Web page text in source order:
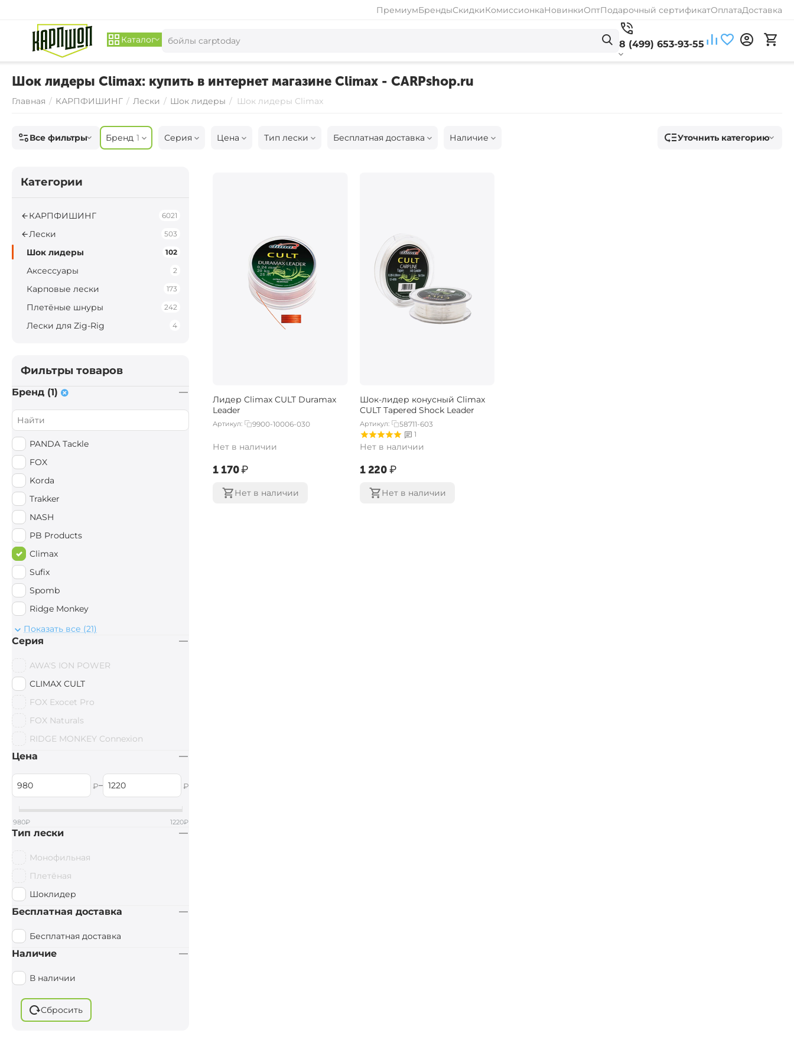
ПремиумБрендыСкидкиКомиссионкаНовинкиОптПодарочный сертификатОплатаДоставка
Каталог 8 (499) 653-93-55
Шок лидеры Climax: купить в интернет магазине Climax - CARPshop.ru
Главная / КАРПФИШИНГ / Лески / Шок лидеры / Шок лидеры Climax
Все фильтры Бренд 1 Серия Цена Тип лески Бесплатная доставка Наличие Уточнить категорию
Лидер Climax CULT Duramax
Leader
Артикул: 9900-10006-030
Нет в наличии
‍1 170‍₽
Нет в наличии
Шок-лидер конусный Climax
CULT Tapered Shock Leader
Артикул:
58711-603
1
Нет в наличии
‍1 220‍₽
Нет в наличии
Категории
КАРПФИШИНГ 6021
Лески 503
Шок лидеры 102
Аксессуары 2
Карповые лески 173
Плетёные шнуры 242
Лески для Zig-Rig 4
Фильтры товаров
Бренд (1)
PANDA Tackle
FOX
Korda
Trakker
NASH
PB Products
Climax
Sufix
Spomb
Ridge Monkey
AWA'S
DELPHIN
Shimano
Anaconda
AVID CARP
Daiwa
ESP
Mivardi
Caiman
Spiderwire
Показать все (21)
Серия
AWA'S ION POWER
CLIMAX CULT
FOX Exocet Pro
FOX Naturals
RIDGE MONKEY Connexion
Цена
₽– ₽
980₽ 1220₽
Тип лески
Монофильная
Плетёная
Шоклидер
Бесплатная доставка
Бесплатная доставка
Наличие
В наличии
Сбросить